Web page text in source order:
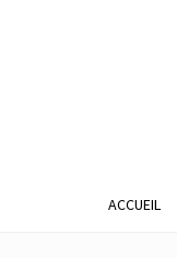
ACCUEIL